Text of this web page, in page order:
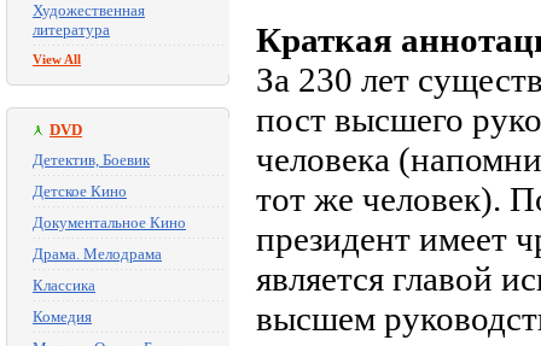
Художественная
литература
View All
DVD
Детектив, Боевик
Детское Кино
Документальное Кино
Драма. Мелодрама
Классика
Комедия
Краткая
За 230 лет
пост высшего
человека
тот же человек).
президент имеет
является главой
высшем